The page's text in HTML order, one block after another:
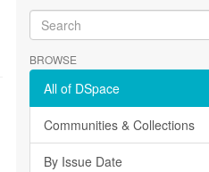
BROWSE
All of DSpace
Communities & Collections
By Issue Date